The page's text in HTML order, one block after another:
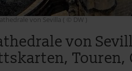
von Sevilla ( © DW )
von
Touren,